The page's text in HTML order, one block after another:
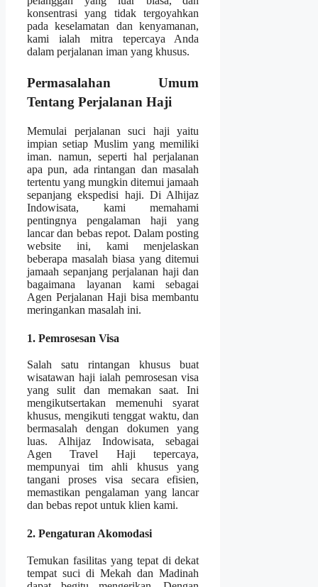
konsentrasi yang tidak tergoyahkan
pada keselamatan dan kenyamanan,
kami ialah mitra tepercaya Anda
dalam perjalanan iman yang khusus.
Permasalahan Umum
Tentang Perjalanan Haji
Memulai perjalanan suci haji yaitu
impian setiap Muslim yang memiliki
iman. namun, seperti hal perjalanan
apa pun, ada rintangan dan masalah
tertentu yang mungkin ditemui jamaah
sepanjang ekspedisi haji. Di Alhijaz
Indowisata, kami memahami
pentingnya pengalaman haji yang
lancar dan bebas repot. Dalam posting
website ini, kami menjelaskan
beberapa masalah biasa yang ditemui
jamaah sepanjang perjalanan haji dan
bagaimana layanan kami sebagai
Agen Perjalanan Haji bisa membantu
meringankan masalah ini.
1. Pemrosesan Visa
Salah satu rintangan khusus buat
wisatawan haji ialah pemrosesan visa
yang sulit dan memakan saat. Ini
mengikutsertakan memenuhi syarat
khusus, mengikuti tenggat waktu, dan
bermasalah dengan dokumen yang
luas. Alhijaz Indowisata, sebagai
Agen Travel Haji tepercaya,
mempunyai tim ahli khusus yang
tangani proses visa secara efisien,
memastikan pengalaman yang lancar
dan bebas repot untuk klien kami.
2. Pengaturan Akomodasi
Temukan fasilitas yang tepat di dekat
tempat suci di Mekah dan Madinah